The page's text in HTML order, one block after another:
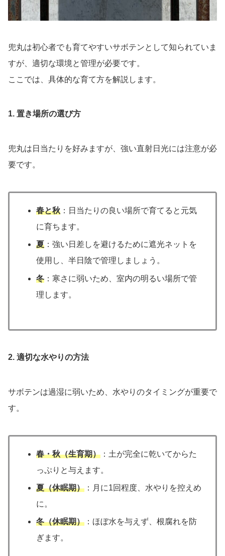
兜丸は初心者でも育てやすいサボテンとして知られていま
すが、適切な環境と管理が必要です。
ここでは、具体的な育て方を解説します。
1. 置き場所の選び方
兜丸は日当たりを好みますが、強い直射日光には注意が必
要です。
春と秋 ：日当たりの良い場所で育てると元気
に育ちます。
夏 ：強い日差しを避けるために遮光ネットを
使用し、半日陰で管理しましょう。
冬 ：寒さに弱いため、室内の明るい場所で管
理します。
2. 適切な水やりの方法
サボテンは過湿に弱いため、水やりのタイミングが重要で
す。
春・秋（生育期） ：土が完全に乾いてからた
っぷりと与えます。
夏（休眠期） ：月に1回程度、水やりを控えめ
に。
冬（休眠期） ：ほぼ水を与えず、根腐れを防
ぎます。